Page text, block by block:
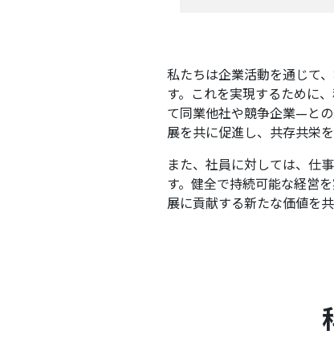
私たちは企業活動を通じて
す。これを実現するために
て同業他社や競争企業—と
展を共に促進し、共存共栄
また、社員に対しては、仕
す。健全で持続可能な経営
展に貢献する新たな価値を共